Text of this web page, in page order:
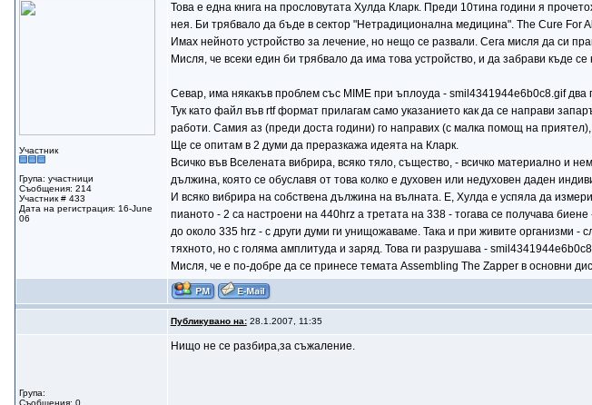
Участник
Група: участници
Съобщения: 214
Участник # 433
Дата на регистрация: 16-June
06
Това е една книга на прословутата Хулда Кларк. Преди 10тина години я
нея. Би трябвало да бъде в сектор "Нетрадиционална медицина". The Cure For
Имах нейното устройство за лечение, но нещо се развали. Сега мисля да си
Мисля, че всеки един би трябвало да има това устройство, и да забрави къде
Севар, има някакъв проблем със MIME при ъплоуда - smil4341944e6b0c8.gif два
Тук като файл във rtf формат прилагам само указанието как да се направи
работи. Самия аз (преди доста години) го направих (с малка помощ на
Ще се опитам в 2 думи да преразкажа идеята на Кларк.
Всичко във Вселената вибрира, всяко тяло, същество, - всичко материално и
дължина, която се обуславя от това колко е духовен или недуховен даден
И всяко вибрира на собствена дължина на вълната. Е, Хулда е успяла да
пианото - 2 са настроени на 440hrz а третата на 338 - тогава се получава
до около 335 hrz - с други думи ги унищожаваме. Така и при живите организми
тяхното, но с голяма амплитуда и заряд. Това ги разрушава -
Мисля, че е по-добре да се принесе темата Assembling The Zapper в основни
Публикувано на:28.1.2007, 11:35
Група:
Съобщения: 0
Нищо не се разбира,за съжаление.